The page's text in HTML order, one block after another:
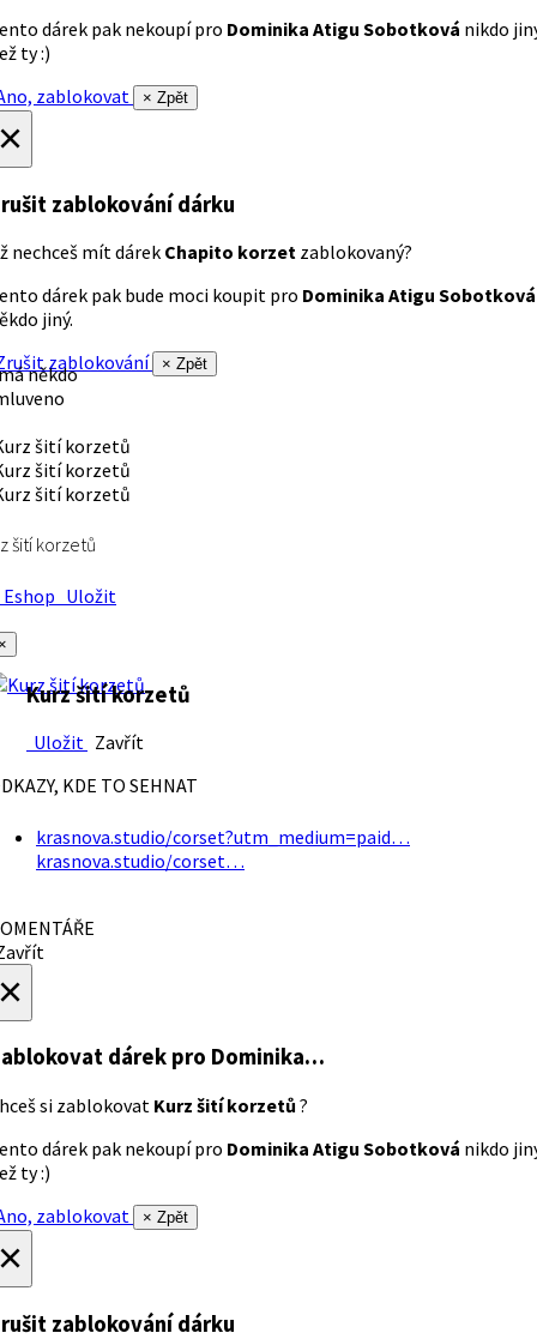
dárek pak nekoupí pro Dominika Atigu Sobotková nikdo
ty :)
zablokovat
× Zpět
zablokování dárku
nechceš mít dárek Chapito korzet zablokovaný?
dárek pak bude moci koupit pro Dominika Atigu Sobotková
jiný.
zablokování
× Zpět
někdo
šití korzetů
Uložit
Kurz šití korzetů
Uložit Zavřít
KDE TO SEHNAT
krasnova.studio/corset?utm_medium=paid…
krasnova.studio/corset…
dárek pro Dominika…
si zablokovat Kurz šití korzetů ?
dárek pak nekoupí pro Dominika Atigu Sobotková nikdo
ty :)
zablokovat
× Zpět
zablokování dárku